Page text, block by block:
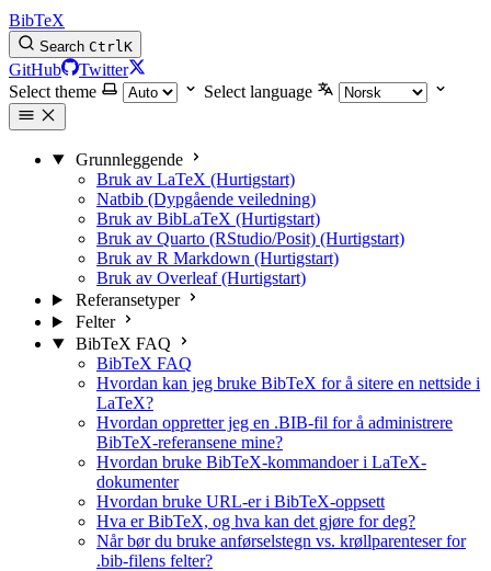
BibTeX
Search CtrlK
GitHub
Twitter
Select theme
Select language
Grunnleggende
Bruk av LaTeX (Hurtigstart)
Natbib (Dypgående veiledning)
Bruk av BibLaTeX (Hurtigstart)
Bruk av Quarto (RStudio/Posit) (Hurtigstart)
Bruk av R Markdown (Hurtigstart)
Bruk av Overleaf (Hurtigstart)
Referansetyper
Felter
BibTeX FAQ
BibTeX FAQ
Hvordan kan jeg bruke BibTeX for å sitere en nettside i
LaTeX?
Hvordan oppretter jeg en .BIB-fil for å administrere
BibTeX-referansene mine?
Hvordan bruke BibTeX-kommandoer i LaTeX-
dokumenter
Hvordan bruke URL-er i BibTeX-oppsett
Hva er BibTeX, og hva kan det gjøre for deg?
Når bør du bruke anførselstegn vs. krøllparenteser for
.bib-filens felter?